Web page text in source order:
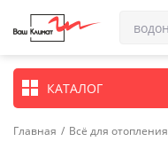
КАТАЛОГ
Главная / Всё для отопления